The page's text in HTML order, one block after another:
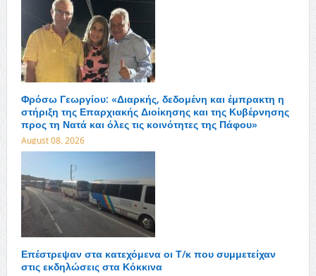
Φρόσω Γεωργίου: «Διαρκής, δεδομένη και έμπρακτη η
στήριξη της Επαρχιακής Διοίκησης και της Κυβέρνησης
προς τη Νατά και όλες τις κοινότητες της Πάφου»
August 08, 2026
Επέστρεψαν στα κατεχόμενα οι Τ/κ που συμμετείχαν
στις εκδηλώσεις στα Κόκκινα